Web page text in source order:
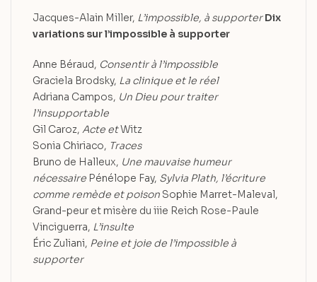
Jacques-Alain Miller, L’impossible, à supporterDix
variations sur l’impossible à supporter
Anne Béraud, Consentir à l’impossible
Graciela Brodsky, La clinique et le réel
Adriana Campos, Un Dieu pour traiter
l’insupportable
Gil Caroz, Acte etWitz
Sonia Chiriaco, Traces
Bruno de Halleux, Une mauvaise humeur
nécessaire Pénélope Fay, Sylvia Plath, l’écriture
comme remède et poison Sophie Marret-Maleval,
Grand-peur et misère du iiie Reich Rose-Paule
Vinciguerra, L’insulte
Éric Zuliani, Peine et joie de l’impossible à
supporter